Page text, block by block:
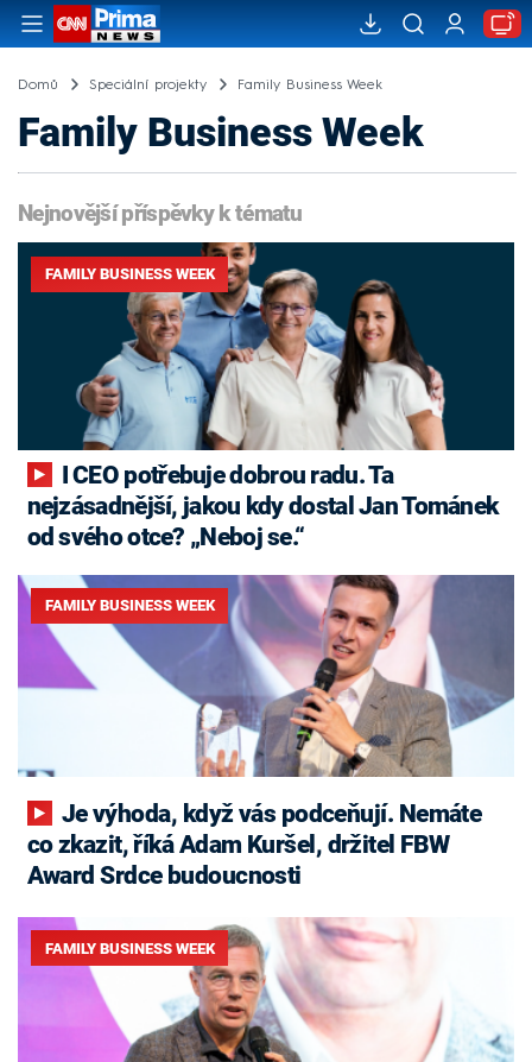
Domů Speciální projekty Family Business Week
Family Business Week
Nejnovější příspěvky k tématu
I CEO potřebuje dobrou radu. Ta
nejzásadnější, jakou kdy dostal Jan Tománek
od svého otce? „Neboj se.“
FAMILY BUSINESS WEEK
FAMILY BUSINESS WEEK
co zkazit, říká Adam Kuršel, držitel FBW
Award Srdce budoucnosti
FAMILY BUSINESS WEEK